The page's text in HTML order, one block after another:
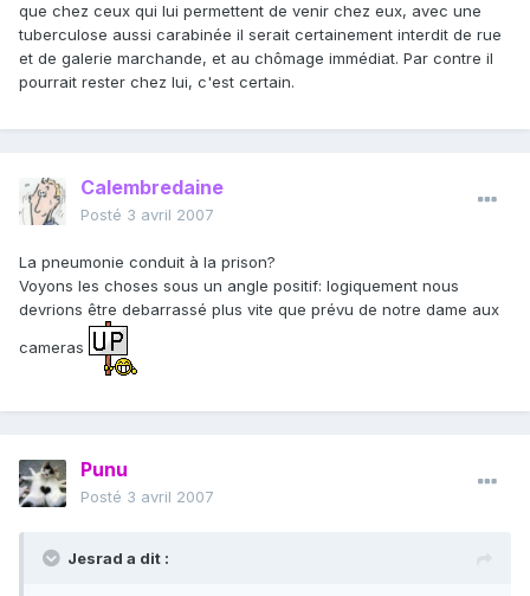
que chez ceux qui lui permettent de venir chez eux, avec une
tuberculose aussi carabinée il serait certainement interdit de rue
et de galerie marchande, et au chômage immédiat. Par contre il
pourrait rester chez lui, c'est certain.
Calembredaine
Posté 3 avril 2007
La pneumonie conduit à la prison?
Voyons les choses sous un angle positif: logiquement nous
devrions être debarrassé plus vite que prévu de notre dame aux
cameras
Punu
Posté 3 avril 2007
Jesrad a dit :